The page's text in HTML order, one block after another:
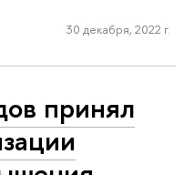
30 декабря, 2022 г.
принял